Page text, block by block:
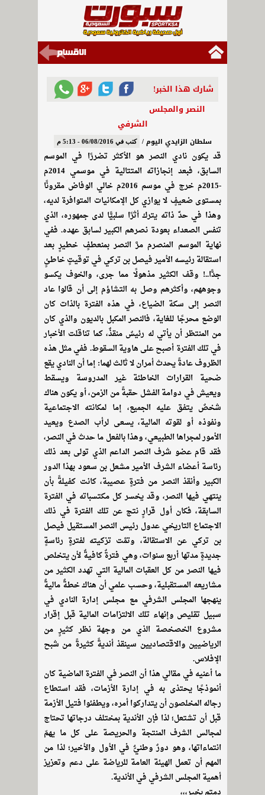
شارك هذا الخبر!
النصر والمجلس
الشرفي
سلطان الزايدي اليوم / كتب في 06/08/2016 - 5:13 م
قد يكون نادي النصر هو الأكثر تضررًا في الموسم
السابق، فبعد إنجازاته المتتالية في موسمي 2014م
-2015م خرج في موسم 2016م خالي الوفاض مقرونًا
بمستوى ضعيفٍ لا يوازي كل الإمكانيات المتوافرة لديه،
وهذا في حدِّ ذاته يترك أثرًا سلبيًّا لدى جمهوره، الذي
تنفس الصعداء بعودة نصرهم الكبير لسابق عهده. ففي
نهاية الموسم المنصرم مرَّ النصر بمنعطفٍ خطيرٍ بعد
استقالة رئيسه الأمير فيصل بن تركي في توقيتٍ خاطئٍ
جدًّا..! وقف الكثير مذهولًا مما جرى، والخوف يكسو
وجوههم، وأكثرهم وصل به التشاؤم إلى أن قالوا عاد
النصر إلى سكة الضياع، في هذه الفترة بالذات كان
الوضع محرجًا للغاية، فالنصر المكبل بالديون والذي كان
من المنتظر أن يأتي له رئيسٌ منقذٌ، كما تناقلت الأخبار
في تلك الفترة أصبح على هاوية السقوط. ففي مثل هذه
الظروف عادةً يحدث أمران لا ثالث لهما: إما أن النادي يقع
ضحية القرارات الخاطئة غير المدروسة ويسقط
ويعيش في دوامة الفشل حقبةً من الزمن، أو يكون هناك
شخصٌ يتفق عليه الجميع، إما لمكانته الاجتماعية
ونفوذه أو لقوته المالية، يسعى لرأب الصدع ويعيد
الأمور لمجراها الطبيعي، وهذا بالفعل ما حدث في النصر،
فقد قام عضو شرف النصر الداعم الذي تولى بعد ذلك
رئاسة أعضاء الشرف الأمير مشعل بن سعود بهذا الدور
الكبير وأنقذ النصر من فترةٍ عصيبة، كانت كفيلةً بأن
ينتهي فيها النصر، وقد يخسر كل مكتسباته في الفترة
السابقة، فكان أول قرارٍ نتج عن تلك الفترة في ذلك
الاجتماع التاريخي عدول رئيس النصر المستقيل فيصل
بن تركي عن الاستقالة، وتمَّت تزكيته لفترةٍ رئاسةٍ
جديدةٍ مدتها أربع سنوات، وهي فترةٌ كافيةٌ لأن يتخلص
فيها النصر من كل العقبات المالية التي تهدد الكثير من
مشاريعه المستقبلية، وحسب علمي أن هناك خطةٌ ماليةٌ
ينهجها المجلس الشرفي مع مجلس إدارة النادي في
سبيل تقليص وإنهاء تلك الالتزامات المالية قبل إقرار
مشروع الخصخصة الذي من وجهة نظر كثيرٍ من
الرياضيين والاقتصاديين سينقذ أنديةً كثيرةً من شبح
الإفلاس.
ما أعنيه في مقالي هذا أن النصر في الفترة الماضية كان
أنموذجًا يحتذى به في إدارة الأزمات، فقد استطاع
رجاله المخلصون أن يتداركوا أمره، ويطفئوا فتيل الأزمة
قبل أن تشتعل؛ لذا فإن الأندية بمختلف درجاتها تحتاج
لمجالس الشرف المنتجة والحريصة على كل ما يهمّ
انتماءاتها، وهو دورٌ وطنيٌّ في الأول والأخير؛ لذا من
المهم أن تعمل الهيئة العامة للرياضة على دعم وتعزيز
أهمية المجلس الشرفي في الأندية.